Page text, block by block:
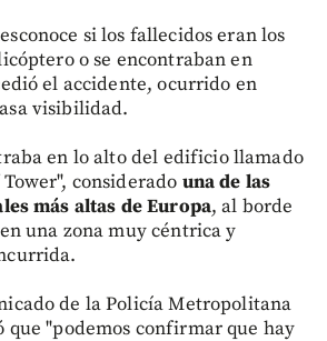
si los fallecidos eran los
o se encontraban en
el accidente, ocurrido en
visibilidad.
en lo alto del edificio llamado
considerado una de las
más altas de Europa, al borde
una zona muy céntrica y
de la Policía Metropolitana
que "podemos confirmar que hay